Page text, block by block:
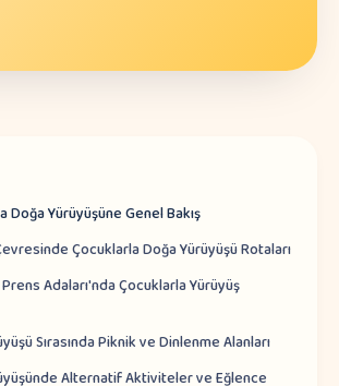
Doğa Yürüyüşüne Genel Bakış
Çocuklarla Doğa Yürüyüşü Rotaları
Adaları'nda Çocuklarla Yürüyüş
Sırasında Piknik ve Dinlenme Alanları
Alternatif Aktiviteler ve Eğlence